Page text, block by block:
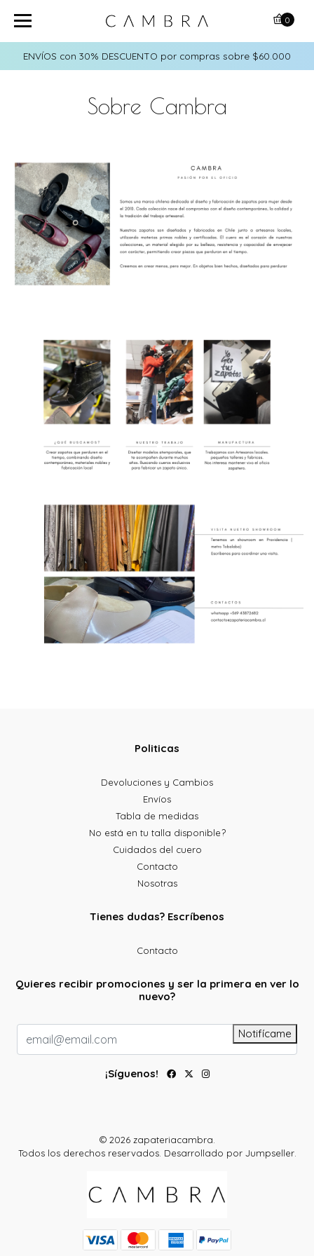
ENVÍOS con 30% DESCUENTO por compras sobre $60.000
0
Sobre Cambra
Politicas
Devoluciones y Cambios
Envíos
Tabla de medidas
No está en tu talla disponible?
Cuidados del cuero
Contacto
Nosotras
Tienes dudas? Escríbenos
Contacto
Quieres recibir promociones y ser la primera en ver lo
nuevo?
Notifícame
¡Síguenos!
© 2026 zapateriacambra.
Todos los derechos reservados. Desarrollado por Jumpseller.